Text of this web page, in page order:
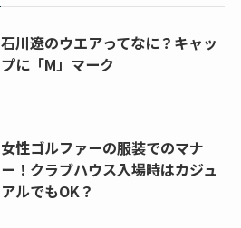
石川遼のウエアってなに？キャッ
プに「M」マーク
女性ゴルファーの服装でのマナ
ー！クラブハウス入場時はカジュ
アルでもOK？